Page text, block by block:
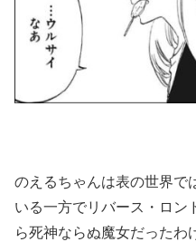
のえるちゃんは表の世界で
いる一方でリバース・ロン
ら死神ならぬ魔女だったわ